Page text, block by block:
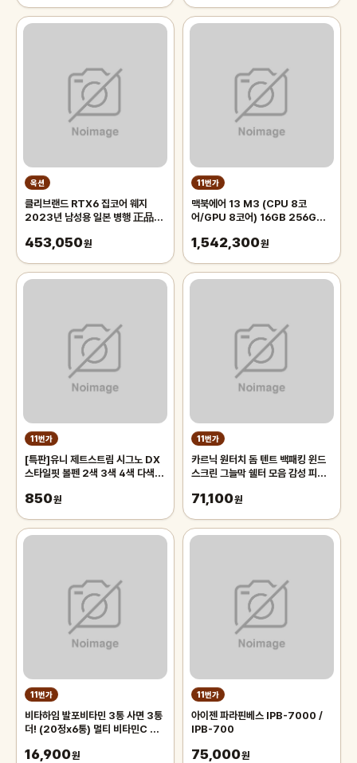
옥션
클리브랜드 RTX6 집코어 웨지
2023년 남성용 일본 병행 正品
453,050원
11번가
맥북에어 13 M3 (CPU 8코
어/GPU 8코어) 16GB 256GB
1,542,300원
11번가
[특판]유니 제트스트림 시그노 DX
스타일핏 볼펜 2색 3색 4색 다색펜
850원
11번가
카르닉 원터치 돔 텐트 백패킹 윈드
스크린 그늘막 쉘터 모음 감성 피크
71,100원
11번가
비타하임 발포비타민 3통 사면 3통
더! (20정x6통) 멀티 비타민C 영
16,900원
11번가
아이젠 파라핀베스 IPB-7000 /
IPB-700
75,000원